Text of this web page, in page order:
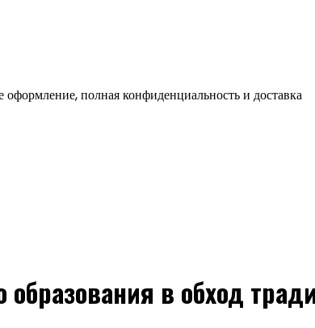
полная конфиденциальность и доставка
в обход